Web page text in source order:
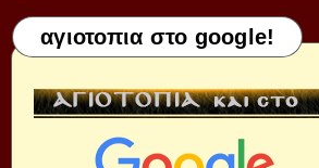
αγιοτοπια στο google!